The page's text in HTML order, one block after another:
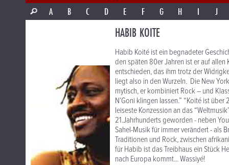
A
B C D E F G H I J
HABIB KOITE
Habib Koité ist ein begnadeter
den späten 80er Jahren ist er auf
entschieden, das ihm trotz der
liegt also in den Wurzeln. Die New
mytisch, er kombiniert Rock – und
N’Goni klingen lassen.” “Koité ist
leiseste Konzession an das
21.Jahrhunderts geworden - neben
Sahel-Musik für immer verändert - als
Traditionen und Rock, zwischen
für Habib ist das Treibhaus ein Stück
nach Europa kommt... Wassiyé!